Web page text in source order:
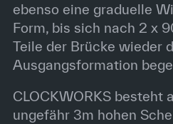
ebenso eine graduelle
Form, bis sich nach 2 x
Teile der Brücke wieder
Ausgangsformation
CLOCKWORKS besteht
ungefähr 3m hohen